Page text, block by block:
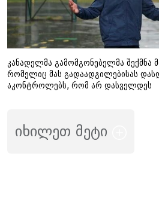
კანადელმა გამომგონებელმა შექმნა
რომელიც მას გადაადგილებისას
აკონტროლებს, რომ არ დასველდეს
იხილეთ მეტი